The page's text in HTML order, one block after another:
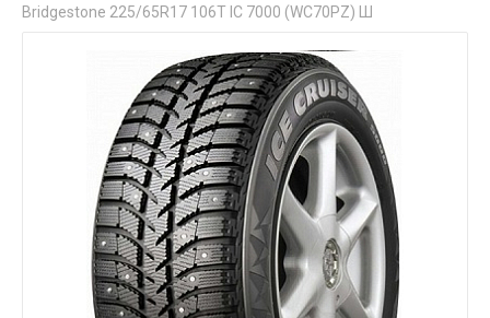
Bridgestone 225/65R17 106T IC 7000 (WC70PZ) Ш